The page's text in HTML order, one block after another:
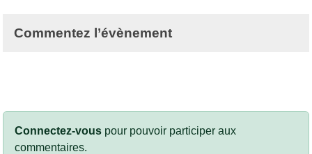
Commentez l’évènement
Connectez-vous pour pouvoir participer aux
commentaires.